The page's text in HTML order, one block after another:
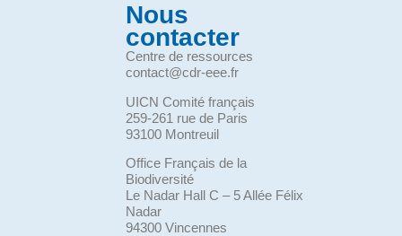
Nous
contacter
Centre de ressources
contact@cdr-eee.fr
UICN Comité français
259-261 rue de Paris
93100 Montreuil
Office Français de la
Biodiversité
Le Nadar Hall C – 5 Allée Félix
Nadar
94300 Vincennes